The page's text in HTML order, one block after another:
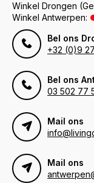
Winkel Drongen
Winkel Antwerpen:
Bel ons
+32 (0)9
Bel ons
03 502 77
Mail ons
Mail ons